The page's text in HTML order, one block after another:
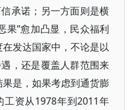
承诺；另一方面则是横
果”愈加凸显，民众福利
发达国家中，不论是以
，还是覆盖人群范围来
是，如果考虑到通货膨
资从1978年到2011年